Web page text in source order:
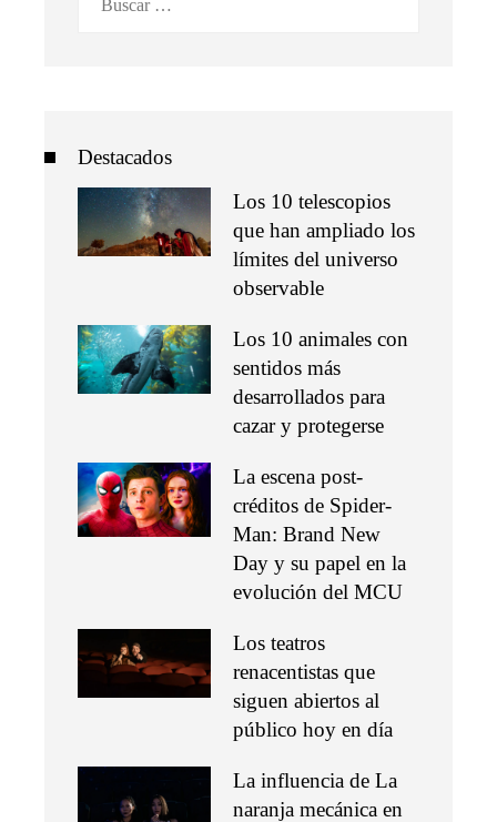
Destacados
Los 10 telescopios
que han ampliado los
límites del universo
observable
Los 10 animales con
sentidos más
desarrollados para
cazar y protegerse
La escena post-
créditos de Spider-
Man: Brand New
Day y su papel en la
evolución del MCU
Los teatros
renacentistas que
siguen abiertos al
público hoy en día
La influencia de La
naranja mecánica en